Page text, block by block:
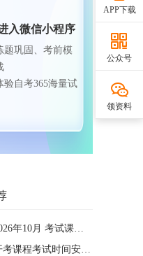
入微信小程序
题巩固、考前模
验自考365海量试
四川省高等教育自学考试（262次）2026年10月 考试课程简表
关于公布2027年1月广东省自学考试开考课程考试时间安排和使用教材的通知
APP下载
公众号
领资料